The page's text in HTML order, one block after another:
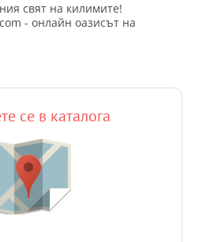
свят на килимите!
- онлайн оазисът на
се в каталога